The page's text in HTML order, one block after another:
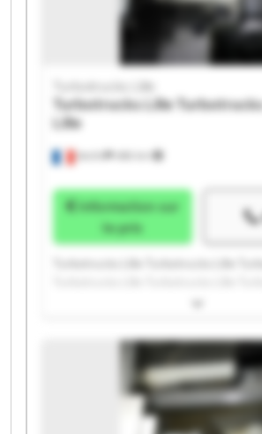
Seclin
Turbotrucks Lille
Lille
Information sur
le prix
Turbotrucks Lille Turbotrucks Lille
Turbotrucks Lille Turbotrucks Lille
Turbotrucks Lille Turbotrucks Lille
Turbotrucks Lille Turbotrucks Lille